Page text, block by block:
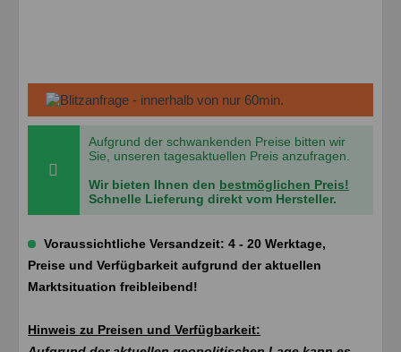
Aufgrund der schwankenden Preise bitten wir
Sie, unseren tagesaktuellen Preis anzufragen.
Wir bieten Ihnen den bestmöglichen Preis!
Schnelle Lieferung direkt vom Hersteller.
Voraussichtliche Versandzeit: 4 - 20 Werktage,
Preise und Verfügbarkeit aufgrund der aktuellen
Marktsituation freibleibend!
Hinweis zu Preisen und Verfügbarkeit: